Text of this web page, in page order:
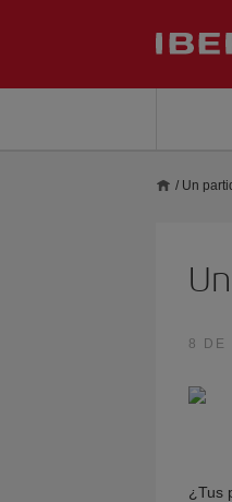
/ Un
8 DE
¿Tus